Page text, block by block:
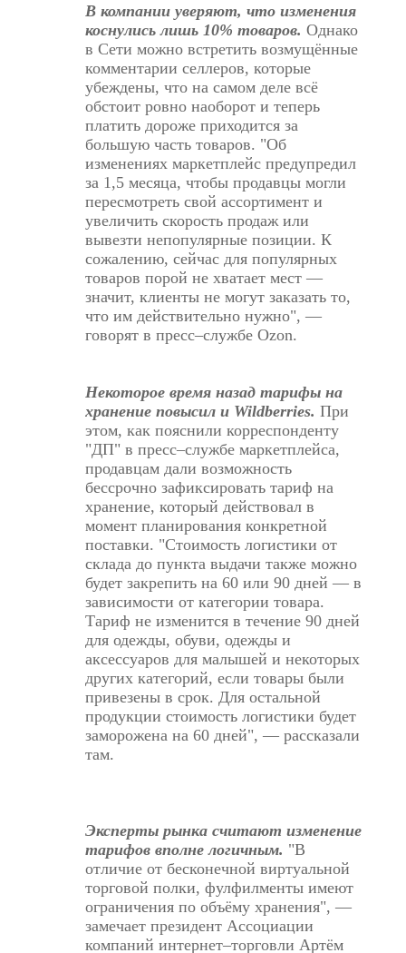
В компании уверяют, что изменения
коснулись лишь 10% товаров. Однако
в Сети можно встретить возмущённые
комментарии селлеров, которые
убеждены, что на самом деле всё
обстоит ровно наоборот и теперь
платить дороже приходится за
большую часть товаров. "Об
изменениях маркетплейс предупредил
за 1,5 месяца, чтобы продавцы могли
пересмотреть свой ассортимент и
увеличить скорость продаж или
вывезти непопулярные позиции. К
сожалению, сейчас для популярных
товаров порой не хватает мест —
значит, клиенты не могут заказать то,
что им действительно нужно", —
говорят в пресс–службе Ozon.
Некоторое время назад тарифы на
хранение повысил и Wildberries. При
этом, как пояснили корреспонденту
"ДП" в пресс–службе маркетплейса,
продавцам дали возможность
бессрочно зафиксировать тариф на
хранение, который действовал в
момент планирования конкретной
поставки. "Стоимость логистики от
склада до пункта выдачи также можно
будет закрепить на 60 или 90 дней — в
зависимости от категории товара.
Тариф не изменится в течение 90 дней
для одежды, обуви, одежды и
аксессуаров для малышей и некоторых
других категорий, если товары были
привезены в срок. Для остальной
продукции стоимость логистики будет
заморожена на 60 дней", — рассказали
там.
Эксперты рынка считают изменение
тарифов вполне логичным. "В
отличие от бесконечной виртуальной
торговой полки, фулфилменты имеют
ограничения по объёму хранения", —
замечает президент Ассоциации
компаний интернет–торговли Артём